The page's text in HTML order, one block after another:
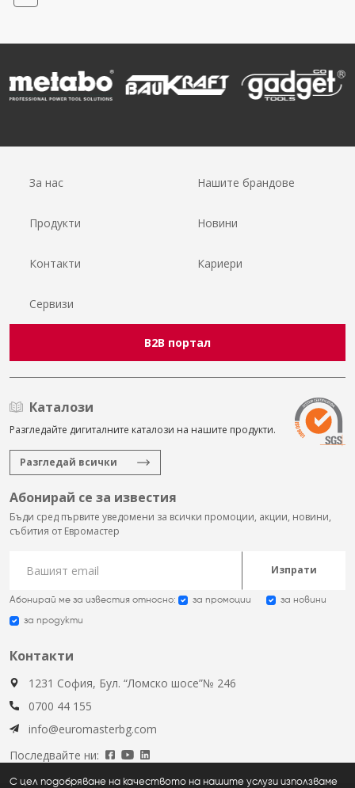
За нас Нашите брандове
Продукти Новини
Контакти Кариери
Сервизи
B2B портал
Каталози
Разгледайте дигиталните каталози на нашите продукти.
Разгледай всички
Абонирай се за известия
Бъди сред първите уведомени за всички промоции, акции, новини,
събития от Евромастер
Изпрати
Абонирай ме за известия относно: за промоции за новини
за продукти
Контакти
1231 София, Бул. “Ломско шосе”№ 246
0700 44 155
info@euromasterbg.com
Последвайте ни:
С цел подобряване на качеството на нашите услуги използваме